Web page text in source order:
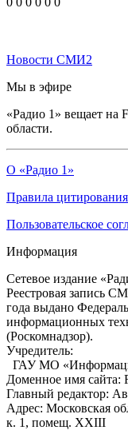
Новости СМИ2
Мы в эфире
«Радио 1» вещает на
области.
О «Радио 1»
Правила
Пользовательское
Информация
Сетевое издание
Реестровая запись
года выдано
информационных
(Роскомнадзор).
Учредитель:
ГАУ МО
Доменное имя сайта:
Главный редактор:
Адрес: Московская
к. 1, помещ. XXIII